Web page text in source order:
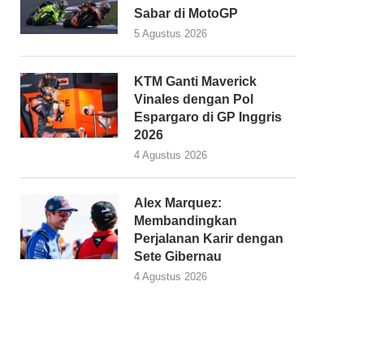
Sabar di MotoGP
5 Agustus 2026
KTM Ganti Maverick
Vinales dengan Pol
Espargaro di GP Inggris
2026
4 Agustus 2026
Alex Marquez:
Membandingkan
Perjalanan Karir dengan
Sete Gibernau
4 Agustus 2026